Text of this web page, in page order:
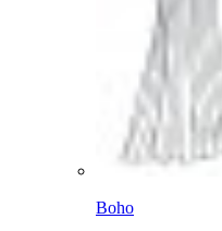
Boho